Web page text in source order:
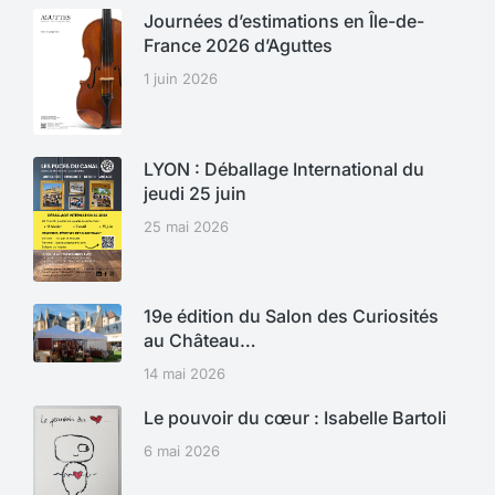
Journées d’estimations en Île-de-
France 2026 d’Aguttes
1 juin 2026
LYON : Déballage International du
jeudi 25 juin
25 mai 2026
19e édition du Salon des Curiosités
au Château…
14 mai 2026
Le pouvoir du cœur : Isabelle Bartoli
6 mai 2026